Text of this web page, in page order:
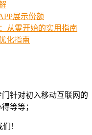
展示份额
从零开始的实用指南
化指南
针对初入移动互联网的
等等；
！